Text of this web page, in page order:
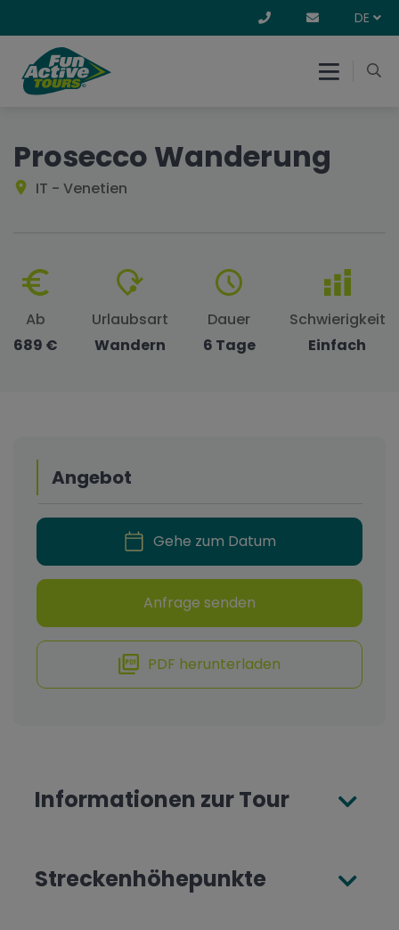
DE
Prosecco Wanderung
IT - Venetien
Ab
689 €
Urlaubsart
Wandern
Dauer
6 Tage
Schwierigkeit
Einfach
Informationen zur Tour
Streckenhöhepunkte
Angebot
Gehe zum Datum
Anfrage senden
PDF herunterladen